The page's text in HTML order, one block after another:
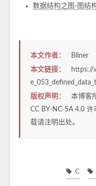
数据结构之图-图结
本文作者：
Bliner
本文链接：
https://
版权声明：
本博客
CC BY-NC-SA 4.0 许
载请注明出处。
C